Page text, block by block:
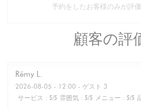
顧客の評
Rémy L
2026-08-05 - 12:00 - ゲスト 3
サービス : 5/5 雰囲気 : 5/5 メニュー : 5/5
予約をしたお客様のみが評